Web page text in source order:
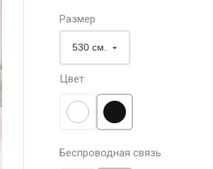
Размер
Цвет
Беспроводная связь